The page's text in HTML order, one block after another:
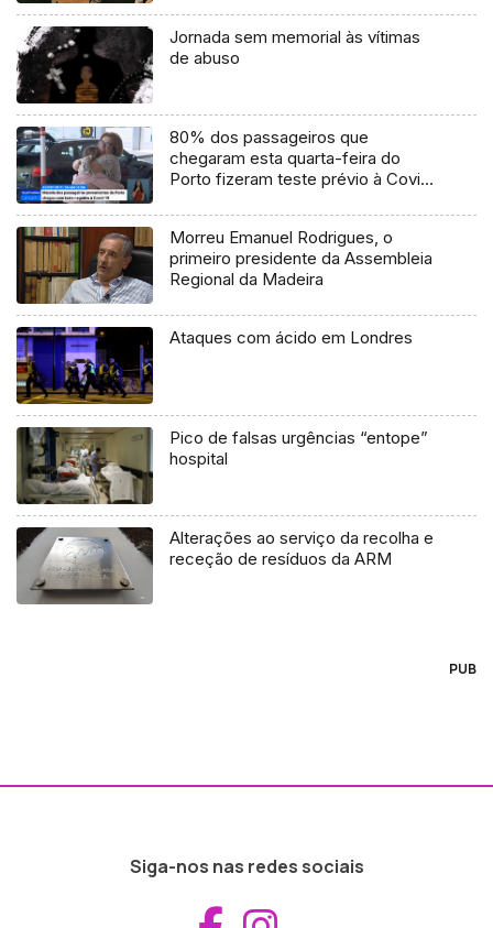
Jornada sem memorial às vítimas
de abuso
80% dos passageiros que
chegaram esta quarta-feira do
Porto fizeram teste prévio à Covid-
Morreu Emanuel Rodrigues, o
primeiro presidente da Assembleia
Regional da Madeira
Ataques com ácido em Londres
Pico de falsas urgências “entope”
hospital
Alterações ao serviço da recolha e
receção de resíduos da ARM
PUB
Siga-nos nas redes sociais